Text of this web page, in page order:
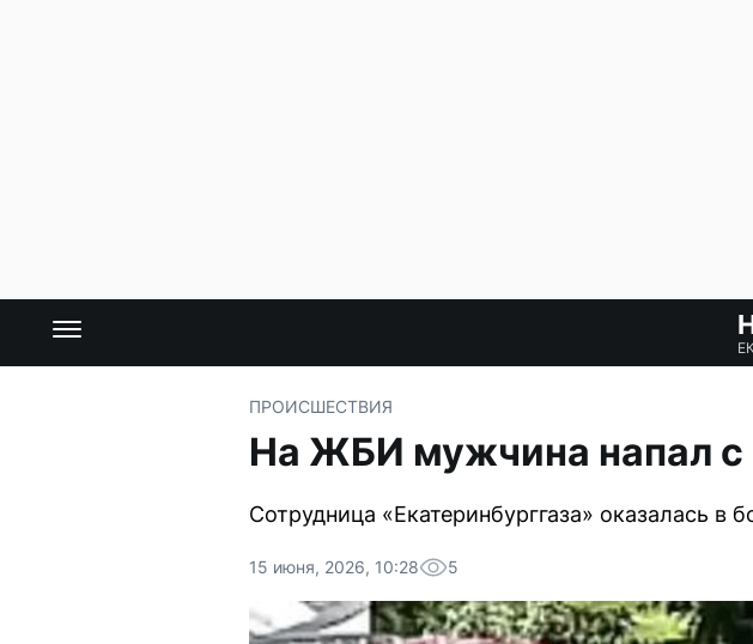
ПРОИСШЕСТВИЯ
На ЖБИ мужчина напал с
Сотрудница «Екатеринбурггаза» оказалась в
15 июня, 2026, 10:28 5